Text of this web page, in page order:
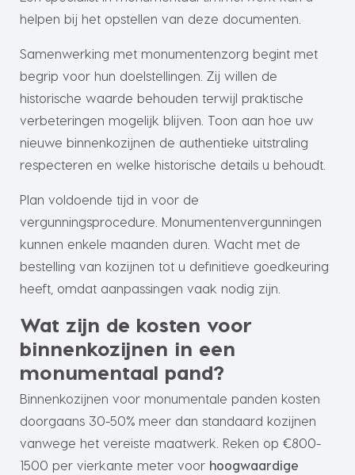
helpen bij het opstellen van deze documenten.
Samenwerking met monumentenzorg begint met
begrip voor hun doelstellingen. Zij willen de
historische waarde behouden terwijl praktische
verbeteringen mogelijk blijven. Toon aan hoe uw
nieuwe binnenkozijnen de authentieke uitstraling
respecteren en welke historische details u behoudt.
Plan voldoende tijd in voor de
vergunningsprocedure. Monumentenvergunningen
kunnen enkele maanden duren. Wacht met de
bestelling van kozijnen tot u definitieve goedkeuring
heeft, omdat aanpassingen vaak nodig zijn.
Wat zijn de kosten voor
binnenkozijnen in een
monumentaal pand?
Binnenkozijnen voor monumentale panden kosten
doorgaans 30-50% meer dan standaard kozijnen
vanwege het vereiste maatwerk. Reken op €800-
1500 per vierkante meter voor hoogwaardige